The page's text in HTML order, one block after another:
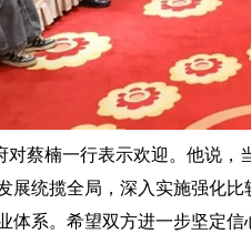
蔡楠一行表示欢迎。他说，
展统揽全局，深入实施强化
体系。希望双方进一步坚定